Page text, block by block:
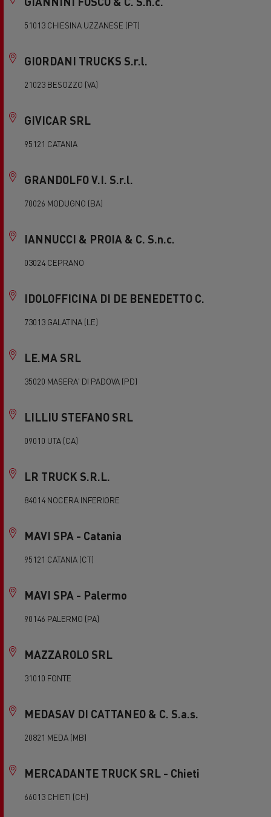
51013 CHIESINA UZZANESE (PT)
GIORDANI TRUCKS S.r.l.
21023 BESOZZO (VA)
GIVICAR SRL
95121 CATANIA
GRANDOLFO V.I. S.r.l.
70026 MODUGNO (BA)
IANNUCCI & PROIA & C. S.n.c.
03024 CEPRANO
IDOLOFFICINA DI DE BENEDETTO C.
73013 GALATINA (LE)
LE.MA SRL
35020 MASERA' DI PADOVA (PD)
LILLIU STEFANO SRL
09010 UTA (CA)
LR TRUCK S.R.L.
84014 NOCERA INFERIORE
MAVI SPA - Catania
95121 CATANIA (CT)
MAVI SPA - Palermo
90146 PALERMO (PA)
MAZZAROLO SRL
31010 FONTE
MEDASAV DI CATTANEO & C. S.a.s.
20821 MEDA (MB)
MERCADANTE TRUCK SRL - Chieti
66013 CHIETI (CH)